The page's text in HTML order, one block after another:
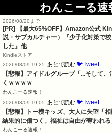
わんこーる速
2026/08/20まで
[PR]
【最大65%OFF】Amazon公式
説・サブカルチャー）『少子化対策で
した』他
Kindleストア
2026/08/09 19:25
あとで読む 🐦Tweet
【悲報】アイドルグループ「...そして
くｗｗｗｗ
わんこーる速報！
2026/08/09 19:05
あとで読む 🐦Tweet
【悲報】トー横キッズ、大人に失望「
結果的に傷つく。福祉は自由が奪われる
わんこーる速報！